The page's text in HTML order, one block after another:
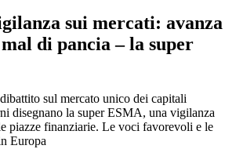
sui mercati: avanza
di pancia – la super
sul mercato unico dei capitali
disegnano la super ESMA, una vigilanza
piazze finanziarie. Le voci favorevoli e le
Europa